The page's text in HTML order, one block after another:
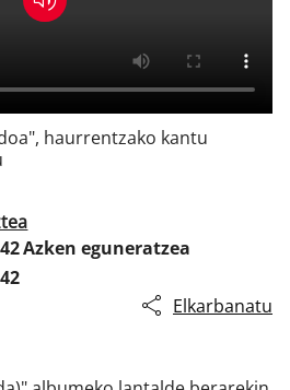
haurrentzako kantu
Azken eguneratzea
Elkarbanatu